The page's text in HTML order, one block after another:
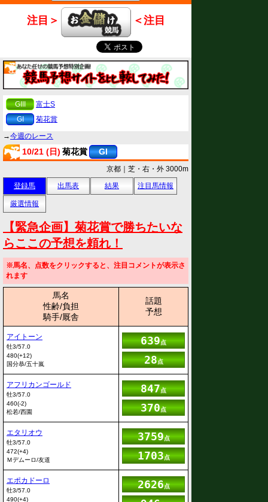
注目＞ ＜注目
GIII
富士S
GI
菊花賞
→今週のレース
10/21 (日) 菊花賞 GI
京都｜芝・右・外 3000m
登録馬
出馬表 結果 注目馬情報
厳選情報
【緊急企画】菊花賞で勝ちたいな
らここの予想を頼れ！
※馬名、点数をクリックすると、注目コメントが表示さ
れます
馬名
性齢/負担
騎手/厩舎
話題
予想
アイトーン
牡3/57.0
480(+12)
国分恭/五十嵐
639点
28点
アフリカンゴールド
牡3/57.0
460(-2)
松若/西園
847点
370点
エタリオウ
牡3/57.0
472(+4)
Ｍデムーロ/友道
3759点
1703点
エポカドーロ
牡3/57.0
490(+4)
2626点